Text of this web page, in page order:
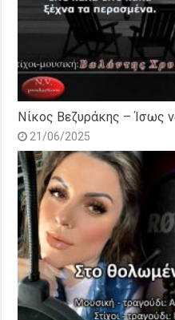
Νίκος Βεζυράκης – Ίσως
21/06/2025